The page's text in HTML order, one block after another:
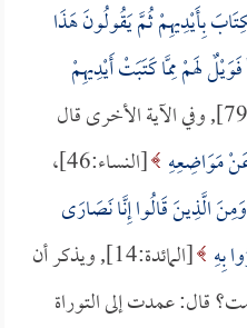
بِأَيْدِيهِمْ ثُمَّ يَقُولُونَ هَذَا
لَهمْ مِمَّا كَتَبَتْ أَيْدِيهِمْ
[البقرة:79], وفي الآية الأخرى قال
مَوَاضِعِهِ
[النساء:46]،
وَمِنَ الَّذِينَ قَالُوا إِنَّا نَصَارَى
بِهِ
[المائدة:14], ويذكر أن
قال: عمدت إلى التوراة